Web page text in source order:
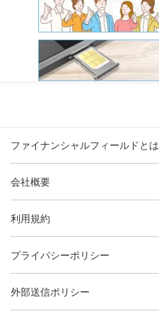
ファイナンシャルフィールドとは
会社概要
利用規約
プライバシーポリシー
外部送信ポリシー